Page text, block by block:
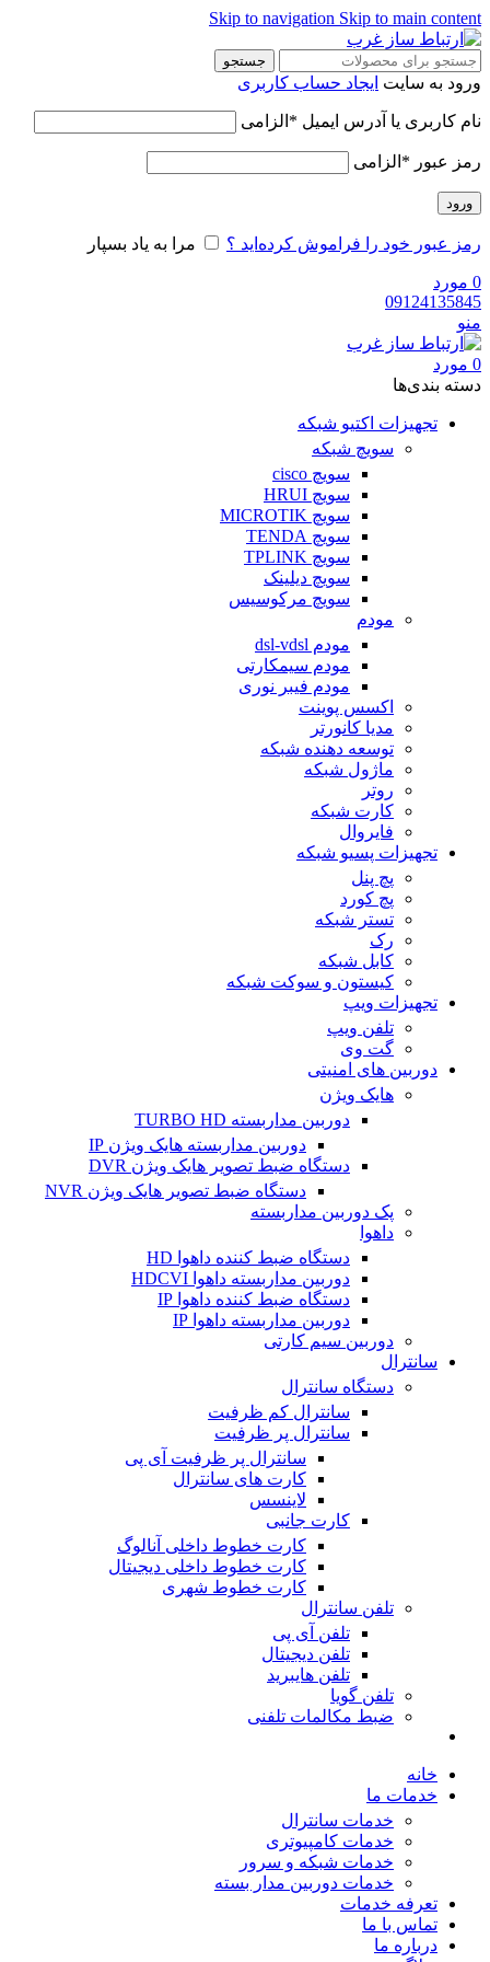
Skip to navigationSkip to main
جستجو
به سایتایجاد حساب کاربری
کاربری یا آدرس ایمیل*الزامی
عبور*الزامی
عبور خود را فراموش کرده‌اید ؟ مرا به یاد بسپار
بندی‌ها
تجهیزات اکتیو شبکه
سویچ شبکه
سویچ cisco
سویچ HRUI
سویچ MICROTIK
سویچ TENDA
سویچ TPLINK
سویچ دیلینک
سویچ مرکوسیس
مودم
مودم dsl-vdsl
مودم سیمکارتی
مودم فیبر نوری
اکسس پوینت
مدیا کانورتر
توسعه دهنده شبکه
ماژول شبکه
روتر
کارت شبکه
فایروال
تجهیزات پسیو شبکه
پچ پنل
پچ کورد
تستر شبکه
رک
کابل شبکه
کیستون و سوکت شبکه
تجهیزات ویپ
تلفن ویپ
گت وی
دوربین های امنیتی
هایک ویژن
دوربین مداربسته TURBO HD
دوربین مداربسته هایک ویژن IP
دستگاه ضبط تصویر هایک ویژن DVR
دستگاه ضبط تصویر هایک ویژن NVR
پک دوربین مداربسته
داهوا
دستگاه ضبط کننده داهوا HD
دوربین مداربسته داهوا HDCVI
دستگاه ضبط کننده داهوا IP
دوربین مداربسته داهوا IP
دوربین سیم کارتی
سانترال
دستگاه سانترال
سانترال کم ظرفیت
سانترال پر ظرفیت
سانترال پر ظرفیت آی پی
کارت های سانترال
لاینسس
کارت جانبی
کارت خطوط داخلی آنالوگ
کارت خطوط داخلی دیجیتال
کارت خطوط شهری
تلفن سانترال
تلفن آی پی
تلفن دیجیتال
تلفن هایبرید
تلفن گویا
ضبط مکالمات تلفنی
خانه
خدمات ما
خدمات سانترال
خدمات کامپیوتری
خدمات شبکه و سرور
خدمات دوربین مدار بسته
تعرفه خدمات
تماس با ما
درباره ما